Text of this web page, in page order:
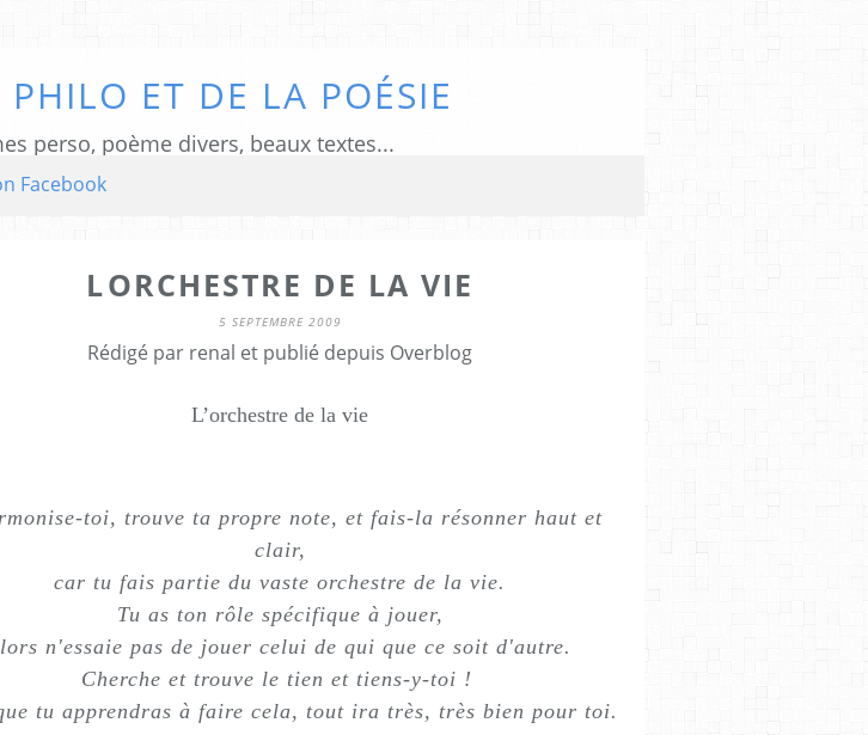
ET DE LA POÉSIE
perso, poème divers, beaux textes...
Facebook
LORCHESTRE DE LA VIE
5 SEPTEMBRE 2009
Rédigé par renal et publié depuis Overblog
L’orchestre de la vie
toi, trouve ta propre note, et fais-la résonner haut et
clair,
car tu fais partie du vaste orchestre de la vie.
Tu as ton rôle spécifique à jouer,
n'essaie pas de jouer celui de qui que ce soit d'autre.
Cherche et trouve le tien et tiens-y-toi !
tu apprendras à faire cela, tout ira très, très bien pour toi.